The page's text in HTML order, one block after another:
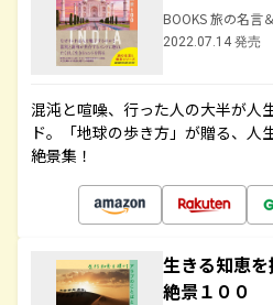
BOOKS 旅の名言
2022.07.14 発売
混沌と喧噪、行った人の大半が人
ド。「地球の歩き方」が贈る、人
絶景集！
生きる知恵
絶景１００